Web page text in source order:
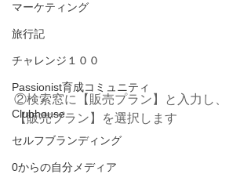
マーケティング
旅行記
チャレンジ１００
Passionist育成コミュニティ
Clubhouse
セルフブランディング
0からの自分メディア
②検索窓に【販売プラン】と入力し、
【販売プラン】を選択します